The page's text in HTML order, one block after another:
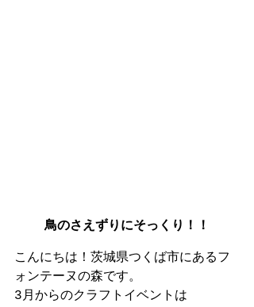
鳥のさえずりにそっくり！！
こんにちは！茨城県つくば市にあるフ
ォンテーヌの森です。
3月からのクラフトイベントは